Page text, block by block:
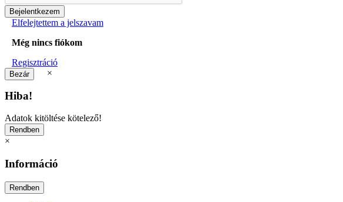
Elfelejtettem a jelszavam
Még nincs fiókom
Regisztráció
×
Hiba!
Adatok kitöltése kötelező!
×
Információ